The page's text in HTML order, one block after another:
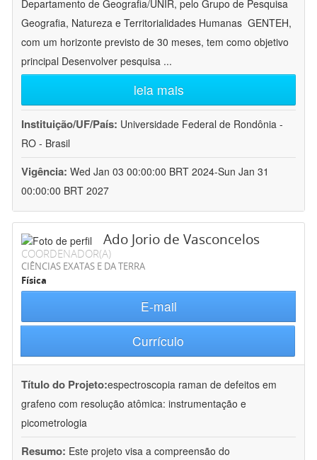
Departamento de Geografia/UNIR, pelo Grupo de Pesquisa
Geografia, Natureza e Territorialidades Humanas  GENTEH,
com um horizonte previsto de 30 meses, tem como objetivo
principal Desenvolver pesquisa ...
leia mais
Instituição/UF/País: Universidade Federal de Rondônia -
RO - Brasil
Vigência: Wed Jan 03 00:00:00 BRT 2024-Sun Jan 31
00:00:00 BRT 2027
Ado Jorio de Vasconcelos
COORDENADOR(A)
CIÊNCIAS EXATAS E DA TERRA
Física
E-mail
Currículo
Título do Projeto:espectroscopia raman de defeitos em
grafeno com resolução atômica: instrumentação e
picometrologia
Resumo: Este projeto visa a compreensão do